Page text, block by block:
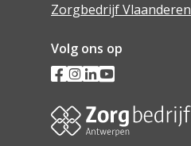
Zorgbedrijf Vlaanderen
Volg ons op